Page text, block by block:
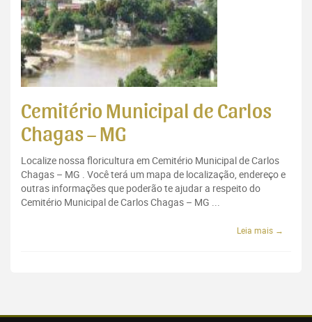
Cemitério Municipal de Carlos
Chagas – MG
Localize nossa floricultura em Cemitério Municipal de Carlos
Chagas – MG . Você terá um mapa de localização, endereço e
outras informações que poderão te ajudar a respeito do
Cemitério Municipal de Carlos Chagas – MG ...
Leia mais →